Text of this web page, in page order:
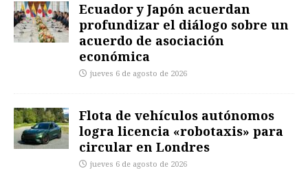
Ecuador y Japón acuerdan
profundizar el diálogo sobre un
acuerdo de asociación
económica
jueves 6 de agosto de 2026
Flota de vehículos autónomos
logra licencia «robotaxis» para
circular en Londres
jueves 6 de agosto de 2026